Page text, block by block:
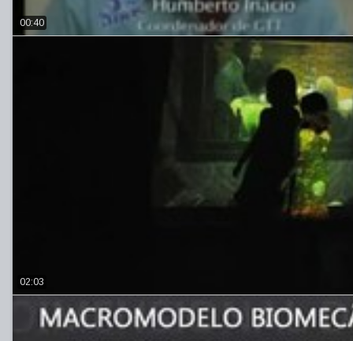
00:40
02:03